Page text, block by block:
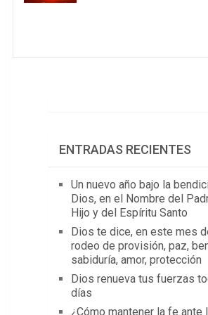
ENTRADAS RECIENTES
Un nuevo año bajo la
Dios, en el Nombre del
Hijo y del Espíritu Santo
Dios te dice, en este mes
rodeo de provisión, paz,
sabiduría, amor, protección
Dios renueva tus fuerzas
días
¿Cómo mantener la fe ante